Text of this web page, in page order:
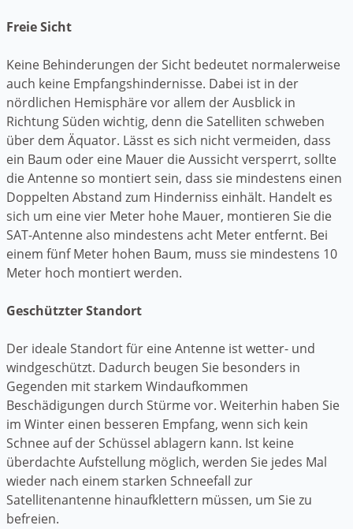
Freie Sicht
Keine Behinderungen der Sicht bedeutet normalerweise
auch keine Empfangshindernisse. Dabei ist in der
nördlichen Hemisphäre vor allem der Ausblick in
Richtung Süden wichtig, denn die Satelliten schweben
über dem Äquator. Lässt es sich nicht vermeiden, dass
ein Baum oder eine Mauer die Aussicht versperrt, sollte
die Antenne so montiert sein, dass sie mindestens einen
Doppelten Abstand zum Hinderniss einhält. Handelt es
sich um eine vier Meter hohe Mauer, montieren Sie die
SAT-Antenne also mindestens acht Meter entfernt. Bei
einem fünf Meter hohen Baum, muss sie mindestens 10
Meter hoch montiert werden.
Geschützter Standort
Der ideale Standort für eine Antenne ist wetter- und
windgeschützt. Dadurch beugen Sie besonders in
Gegenden mit starkem Windaufkommen
Beschädigungen durch Stürme vor. Weiterhin haben Sie
im Winter einen besseren Empfang, wenn sich kein
Schnee auf der Schüssel ablagern kann. Ist keine
überdachte Aufstellung möglich, werden Sie jedes Mal
wieder nach einem starken Schneefall zur
Satellitenantenne hinaufklettern müssen, um Sie zu
befreien.